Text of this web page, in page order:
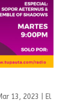
13, 2023
El